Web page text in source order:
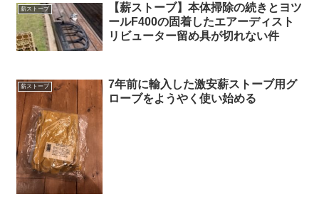
薪ストーブ
【薪ストーブ】本体掃除の続きとヨツ
ールF400の固着したエアーディスト
リビューター留め具が切れない件
薪ストーブ
7年前に輸入した激安薪ストーブ用グ
ローブをようやく使い始める